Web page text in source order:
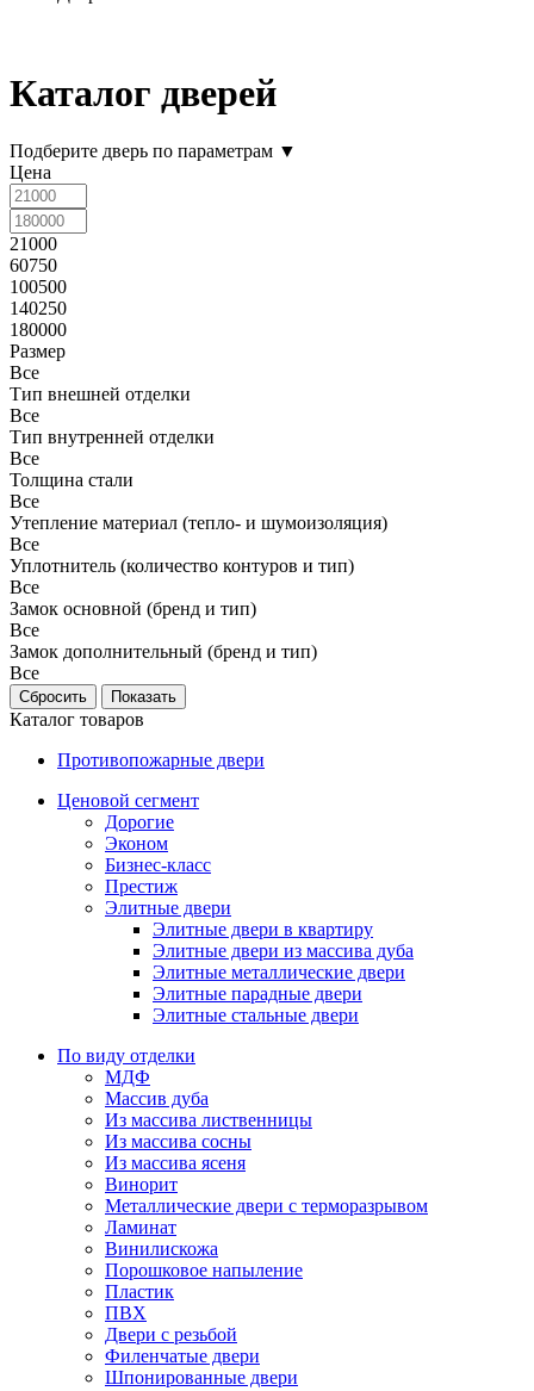
Каталог дверей
Подберите дверь по параметрам ▼
Цена
21000
60750
100500
140250
180000
Размер
Все
Тип внешней отделки
Все
Тип внутренней отделки
Все
Толщина стали
Все
Утепление материал (тепло- и шумоизоляция)
Все
Уплотнитель (количество контуров и тип)
Все
Замок основной (бренд и тип)
Все
Замок дополнительный (бренд и тип)
Все
Каталог товаров
Противопожарные двери
Ценовой сегмент
Дорогие
Эконом
Бизнес-класс
Престиж
Элитные двери
Элитные двери в квартиру
Элитные двери из массива дуба
Элитные металлические двери
Элитные парадные двери
Элитные стальные двери
По виду отделки
МДФ
Массив дуба
Из массива лиственницы
Из массива сосны
Из массива ясеня
Винорит
Металлические двери с терморазрывом
Ламинат
Винилискожа
Порошковое напыление
Пластик
ПВХ
Двери с резьбой
Филенчатые двери
Шпонированные двери